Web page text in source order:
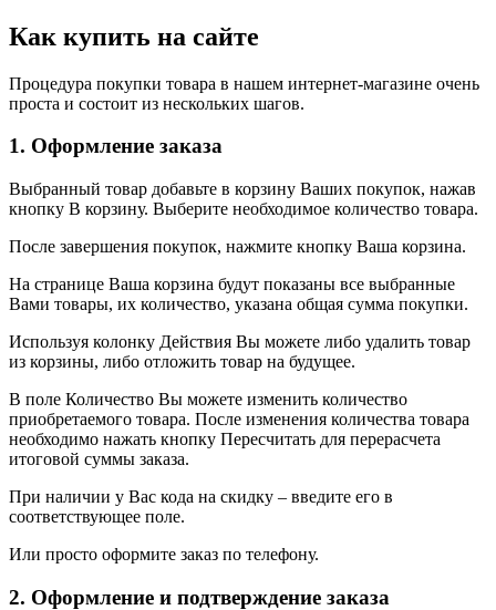
Как купить на сайте
Процедура покупки товара в нашем интернет-магазине очень
проста и состоит из нескольких шагов.
1. Оформление заказа
Выбранный товар добавьте в корзину Ваших покупок, нажав
кнопку В корзину. Выберите необходимое количество товара.
После завершения покупок, нажмите кнопку Ваша корзина.
На странице Ваша корзина будут показаны все выбранные
Вами товары, их количество, указана общая сумма покупки.
Используя колонку Действия Вы можете либо удалить товар
из корзины, либо отложить товар на будущее.
В поле Количество Вы можете изменить количество
приобретаемого товара. После изменения количества товара
необходимо нажать кнопку Пересчитать для перерасчета
итоговой суммы заказа.
При наличии у Вас кода на скидку – введите его в
соответствующее поле.
Или просто оформите заказ по телефону.
2. Оформление и подтверждение заказа